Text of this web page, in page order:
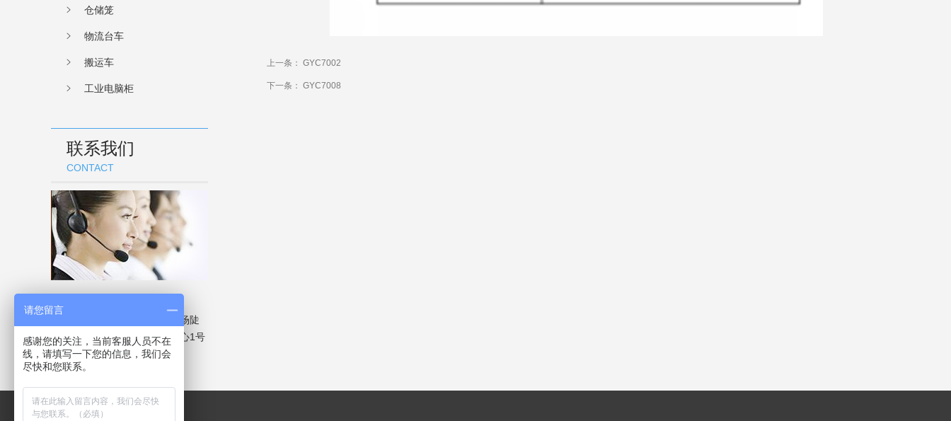
仓储笼
物流台车
搬运车
工业电脑柜
联系我们
CONTACT
联系电话：13554008892
武汉市黄陂区武湖农场青龙分场陡
马河汉口北现代工业园研发中心1号
楼栋
上一条： GYC7002
下一条： GYC7008
请您留言
感谢您的关注，当前客服人员不在
线，请填写一下您的信息，我们会
尽快和您联系。